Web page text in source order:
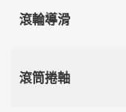
滾輪導滑
滾筒捲軸